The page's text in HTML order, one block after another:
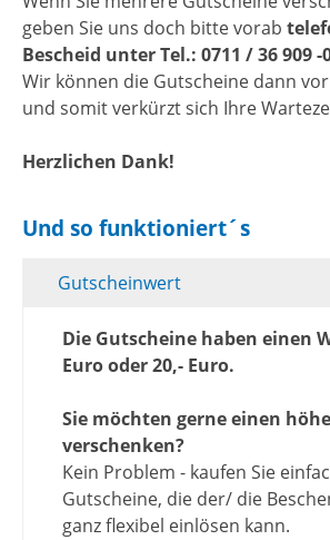
geben Sie uns doch bitte vorab
Bescheid unter Tel.: 0711 / 36 909 -
Wir können die Gutscheine dann
und somit verkürzt sich Ihre
Herzlichen Dank!
Und so funktioniert´s
Gutscheinwert
Die Gutscheine haben einen
Euro oder 20,- Euro.
Sie möchten gerne einen
verschenken?
Kein Problem - kaufen Sie
Gutscheine, die der/ die
ganz flexibel einlösen kann.